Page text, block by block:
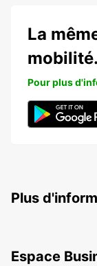
La
mobilité.
Pour plus
Plus
Espace